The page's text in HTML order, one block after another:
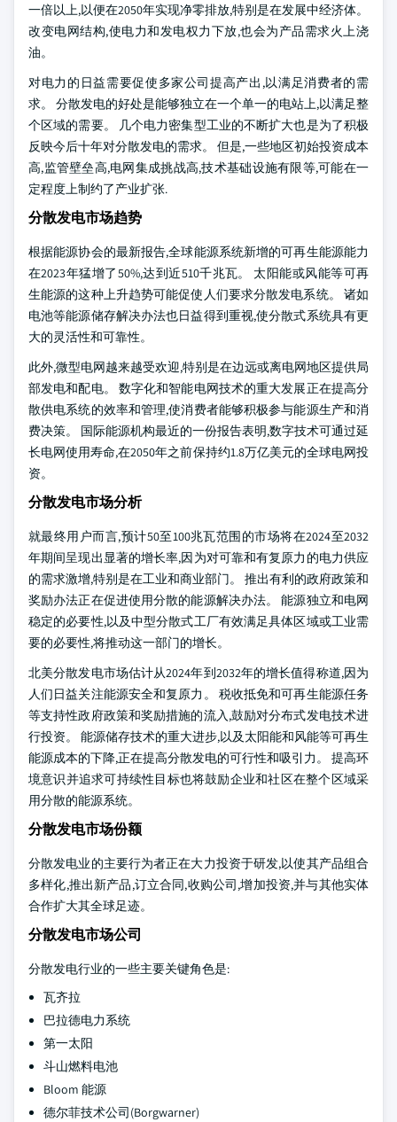
一倍以上,以便在2050年实现净零排放,特别是在发展中经济体。
改变电网结构,使电力和发电权力下放,也会为产品需求火上浇
油。
对电力的日益需要促使多家公司提高产出,以满足消费者的需
求。 分散发电的好处是能够独立在一个单一的电站上,以满足整
个区域的需要。 几个电力密集型工业的不断扩大也是为了积极
反映今后十年对分散发电的需求。 但是,一些地区初始投资成本
高,监管壁垒高,电网集成挑战高,技术基础设施有限等,可能在一
定程度上制约了产业扩张.
分散发电市场趋势
根据能源协会的最新报告,全球能源系统新增的可再生能源能力
在2023年猛增了50%,达到近510千兆瓦。 太阳能或风能等可再
生能源的这种上升趋势可能促使人们要求分散发电系统。 诸如
电池等能源储存解决办法也日益得到重视,使分散式系统具有更
大的灵活性和可靠性。
此外,微型电网越来越受欢迎,特别是在边远或离电网地区提供局
部发电和配电。 数字化和智能电网技术的重大发展正在提高分
散供电系统的效率和管理,使消费者能够积极参与能源生产和消
费决策。 国际能源机构最近的一份报告表明,数字技术可通过延
长电网使用寿命,在2050年之前保持约1.8万亿美元的全球电网投
资。
分散发电市场分析
就最终用户而言,预计50至100兆瓦范围的市场将在2024至2032
年期间呈现出显著的增长率,因为对可靠和有复原力的电力供应
的需求激增,特别是在工业和商业部门。 推出有利的政府政策和
奖励办法正在促进使用分散的能源解决办法。 能源独立和电网
稳定的必要性,以及中型分散式工厂有效满足具体区域或工业需
要的必要性,将推动这一部门的增长。
北美分散发电市场估计从2024年到2032年的增长值得称道,因为
人们日益关注能源安全和复原力。 税收抵免和可再生能源任务
等支持性政府政策和奖励措施的流入,鼓励对分布式发电技术进
行投资。 能源储存技术的重大进步,以及太阳能和风能等可再生
能源成本的下降,正在提高分散发电的可行性和吸引力。 提高环
境意识并追求可持续性目标也将鼓励企业和社区在整个区域采
用分散的能源系统。
分散发电市场份额
分散发电业的主要行为者正在大力投资于研发,以使其产品组合
多样化,推出新产品,订立合同,收购公司,增加投资,并与其他实体
合作扩大其全球足迹。
分散发电市场公司
分散发电行业的一些主要关键角色是:
瓦齐拉
巴拉德电力系统
第一太阳
斗山燃料电池
Bloom 能源
德尔菲技术公司(Borgwarner)